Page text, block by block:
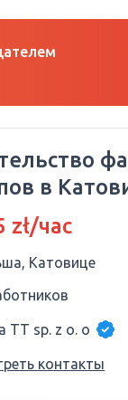
в
zł/час
Катовице
TT sp. z o. o
контакты